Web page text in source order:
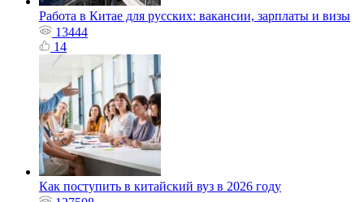
Работа в Китае для русских: вакансии, зарплаты и визы
13444
14
Как поступить в китайский вуз в 2026 году